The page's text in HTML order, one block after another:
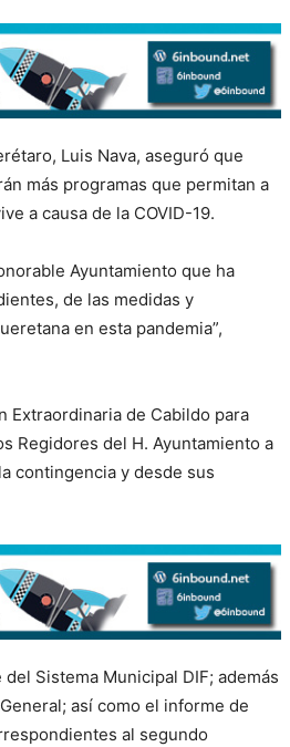
Luis Nava, aseguró que
más programas que permitan a
a causa de la COVID-19.
Ayuntamiento que ha
de las medidas y
en esta pandemia”,
Extraordinaria de Cabildo para
Regidores del H. Ayuntamiento a
contingencia y desde sus
Sistema Municipal DIF; además
así como el informe de
al segundo